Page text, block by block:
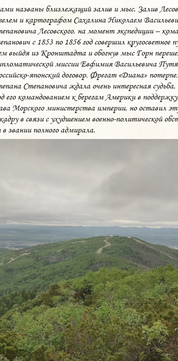
названы близлежащий залив и мыс. Залив
и картографом Сахалина Николаем
Лесовского, на момент экспедиции –
с 1853 по 1856 год совершил кругосветное
выйдя из Кронштадта и обогнув мыс Горн
миссии Евфимия Васильевича
японский договор. Фрегат «Диана»
Степановича ждала очень интересная
его командованием к берегам Америки в
Морского министерства империи, но оставил
в связи с ухудшением военно-политической
звании полного адмирала.